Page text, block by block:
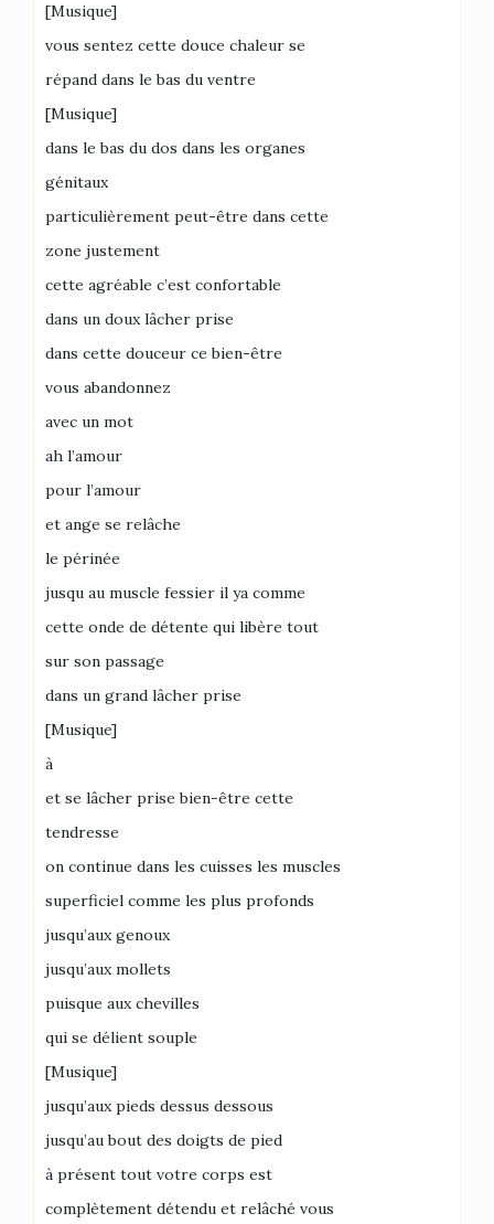
[Musique]
vous sentez cette douce chaleur se
répand dans le bas du ventre
[Musique]
dans le bas du dos dans les organes
génitaux
particulièrement peut-être dans cette
zone justement
cette agréable c’est confortable
dans un doux lâcher prise
dans cette douceur ce bien-être
vous abandonnez
avec un mot
ah l’amour
pour l’amour
et ange se relâche
le périnée
jusqu au muscle fessier il ya comme
cette onde de détente qui libère tout
sur son passage
dans un grand lâcher prise
[Musique]
à
et se lâcher prise bien-être cette
tendresse
on continue dans les cuisses les muscles
superficiel comme les plus profonds
jusqu’aux genoux
jusqu’aux mollets
puisque aux chevilles
qui se délient souple
[Musique]
jusqu’aux pieds dessus dessous
jusqu’au bout des doigts de pied
à présent tout votre corps est
complètement détendu et relâché vous